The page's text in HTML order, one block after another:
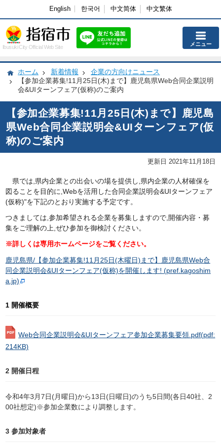
English 한국어 中文简体 中文繁体
Ibusuki City Official Web Site メニュー
ホーム 新着情報
企業の方向けニュース
【参加企業募集!11月25日(木)まで】鹿児島県Web合同企業説明
会&UIターンフェア(仮称)のご案内
【参加企業募集!11月25日(木)まで】鹿児島
県Web合同企業説明会&UIターンフェア(仮
称)のご案内
更新日 2021年11月18日
県では,県内企業との出会いの場を提供し,県内企業の人材確保を
図ることを目的に,Webを活用した合同企業説明会&UIターンフェア
(仮称)"を下記のとおり実施する予定です。
つきましては,参加希望される企業を募集しますので,開催内容・募
集をご理解の上,ぜひ参加を御検討ください。
※詳しくは専用ホームページをご覧ください。
鹿児島県/【参加企業募集!11月25日(木曜日)まで】鹿児島県Web合
同企業説明会&UIターンフェア(仮称)を開催します! (pref.kagoshim
a.jp)
1 開催概要
Web合同企業説明会&UIターンフェア参加企業募集要領.pdf(pdf:
214KB)
2 開催日程
令和4年3月7日(月曜日)から13日(日曜日)のうち5日間(各日40社、2
00社想定)※参加企業数により調整します。
3 参加対象者